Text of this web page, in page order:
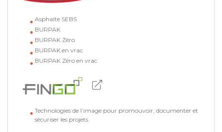
Asphalte SEBS
BURPAK
BURPAK Zéro
BURPAK en vrac
BURPAK Zéro en vrac
Technologies de l’image pour promouvoir, documenter et
sécuriser les projets